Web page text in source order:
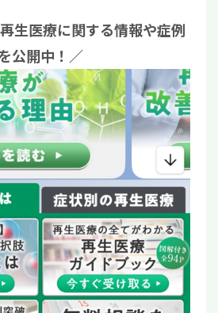
生医療に関する情報や症例
公開中！／